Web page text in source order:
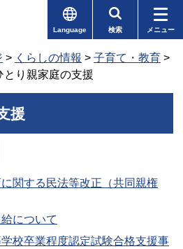
Language 検索 メニュー
> くらしの情報 > 子育て・教育 >
とり親家庭の支援
援
関する民法等改正（共同親権
について
校卒業程度認定試験合格支援事